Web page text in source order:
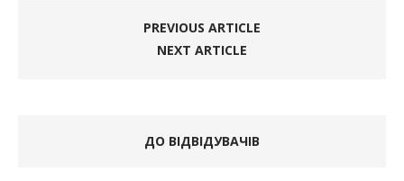
PREVIOUS ARTICLE
NEXT ARTICLE
ДО ВІДВІДУВАЧІВ